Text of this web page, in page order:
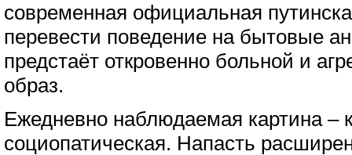
современная официальная
перевести поведение на бытовые
предстаёт откровенно больной и
образ.
Ежедневно наблюдаемая картина –
социопатическая. Напасть